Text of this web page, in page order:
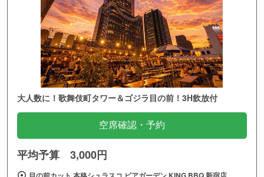
大人数に！歌舞伎町タワー＆ゴジラ目の前！3H飲放付
空席確認・予約
平均予算 3,000円